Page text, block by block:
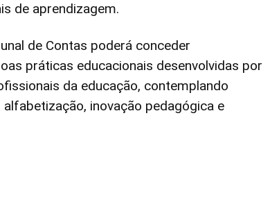
de aprendizagem.
de Contas poderá conceder
práticas educacionais desenvolvidas por
da educação, contemplando
inovação pedagógica e